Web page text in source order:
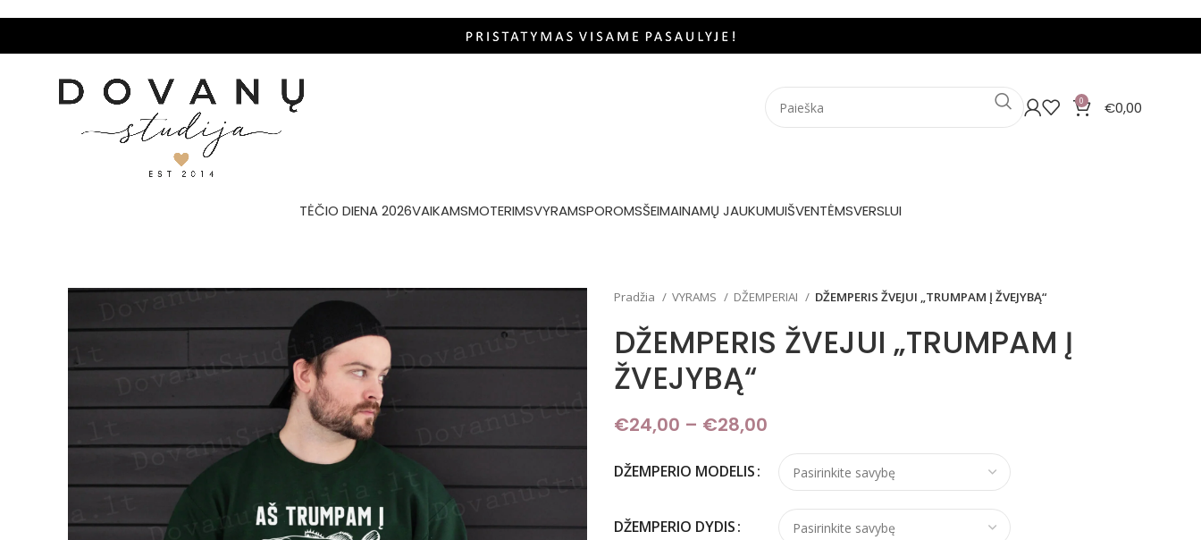
0 €0,00
TĖČIO DIENA 2026VAIKAMSMOTERIMSVYRAMSPOROMSŠEIMAINAMŲ JAUKUMUIŠVENTĖMSVERSLUI
Pradžia VYRAMS DŽEMPERIAI DŽEMPERIS ŽVEJUI „TRUMPAM Į ŽVEJYBĄ“
DŽEMPERIS ŽVEJUI „TRUMPAM Į
ŽVEJYBĄ“
€24,00 – €28,00
DŽEMPERIO MODELIS
DŽEMPERIO DYDIS